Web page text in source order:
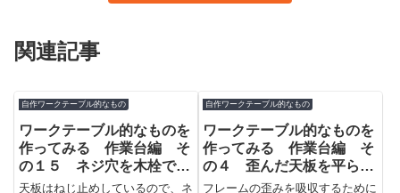
関連記事
自作ワークテーブル的なもの
ワークテーブル的なものを
作ってみる 作業台編 そ
の１５ ネジ穴を木栓で塞
いでみた
天板はねじ止めしているので、ネ
自作ワークテーブル的なもの
ワークテーブル的なものを
作ってみる 作業台編 そ
の４ 歪んだ天板を平らに
してみる
フレームの歪みを吸収するために